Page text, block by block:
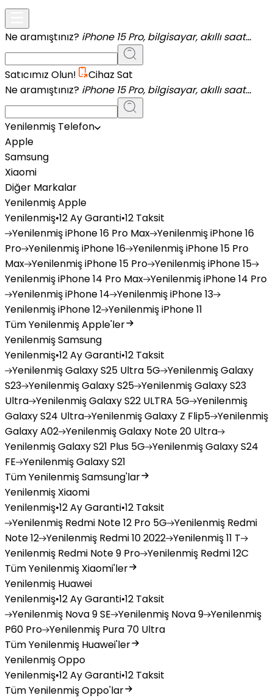
Ne aramıştınız? iPhone 15 Pro, bilgisayar, akıllı saat...
Satıcımız Olun!
Cihaz Sat
Ne aramıştınız? iPhone 15 Pro, bilgisayar, akıllı saat...
Yenilenmiş Telefon
Apple
Samsung
Xiaomi
Diğer Markalar
Yenilenmiş Apple
Yenilenmiş•12 Ay Garanti•12 Taksit
YenilenmişiPhone 16 Pro Max YenilenmişiPhone 16
Pro YenilenmişiPhone 16 YenilenmişiPhone 15 Pro
Max YenilenmişiPhone 15 Pro YenilenmişiPhone 15
YenilenmişiPhone 14 Pro Max YenilenmişiPhone 14 Pro
YenilenmişiPhone 14 YenilenmişiPhone 13
YenilenmişiPhone 12 YenilenmişiPhone 11
Tüm Yenilenmiş Apple'ler
Yenilenmiş Samsung
Yenilenmiş•12 Ay Garanti•12 Taksit
YenilenmişGalaxy S25 Ultra 5G YenilenmişGalaxy
S23 YenilenmişGalaxy S25 YenilenmişGalaxy S23
Ultra YenilenmişGalaxy S22 ULTRA 5G Yenilenmiş
Galaxy S24 Ultra YenilenmişGalaxy Z Flip5 Yenilenmiş
Galaxy A02 YenilenmişGalaxy Note 20 Ultra
YenilenmişGalaxy S21 Plus 5G YenilenmişGalaxy S24
FE YenilenmişGalaxy S21
Tüm Yenilenmiş Samsung'lar
Yenilenmiş Xiaomi
Yenilenmiş•12 Ay Garanti•12 Taksit
Yenilenmiş Redmi Note 12 Pro 5G Yenilenmiş Redmi
Note 12 Yenilenmiş Redmi 10 2022 Yenilenmiş11 T
Yenilenmiş Redmi Note 9 Pro Yenilenmiş Redmi 12C
Tüm Yenilenmiş Xiaomi'ler
Yenilenmiş Huawei
Yenilenmiş•12 Ay Garanti•12 Taksit
Yenilenmiş Nova 9 SE Yenilenmiş Nova 9 Yenilenmiş
P60 Pro Yenilenmiş Pura 70 Ultra
Tüm Yenilenmiş Huawei'ler
Yenilenmiş Oppo
Yenilenmiş•12 Ay Garanti•12 Taksit
Tüm Yenilenmiş Oppo'lar